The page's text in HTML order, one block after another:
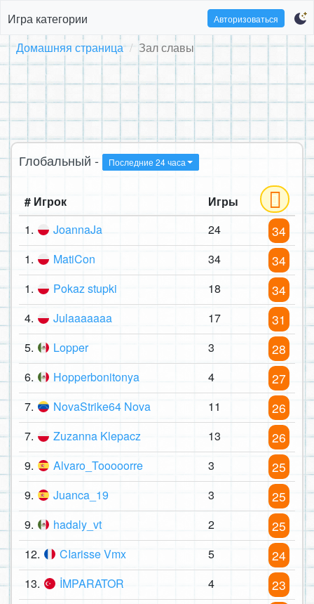
Игра категории Авторизоваться
Домашняя страница Зал славы
Глобальный - Последние 24 часа
# Игрок
Игры
1.
JoannaJa 24 34
1. MatiCon 34 34
1. Pokaz stupki 18 34
4. Julaaaaaaa 17 31
5. Lopper 3 28
6. Hopperbonitonya 4 27
7. NovaStrike64 Nova 11 26
7. Zuzanna Klepacz 13 26
9. Alvaro_Tooooorre 3 25
9. Juanca_19 3 25
9. hadaly_vt 2 25
12. CIarisse Vmx 5 24
13. İMPARATOR 4 23